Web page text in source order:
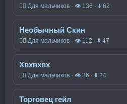
🧍‍♂️ Для мальчиков · 👁 136 · ⬇ 62
Необычный Скин
🧍‍♂️ Для мальчиков · 👁 112 · ⬇ 47
Хвхвхвх
🧍‍♂️ Для мальчиков · 👁 36 · ⬇ 24
Торговец гейл